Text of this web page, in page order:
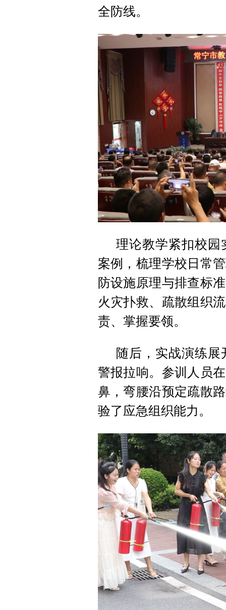
全防线。
理论教学紧扣校园
案例，梳理学校日常
防设施原理与排查标
火灾扑救、疏散组织
责、掌握要领。
随后，实战演练
警报拉响。参训人员
鼻，弯腰沿预定疏散
验了应急组织能力。